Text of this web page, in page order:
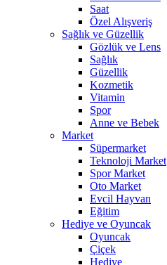
Saat
Özel Alışveriş
Sağlık ve Güzellik
Gözlük ve Lens
Sağlık
Güzellik
Kozmetik
Vitamin
Spor
Anne ve Bebek
Market
Süpermarket
Teknoloji Market
Spor Market
Oto Market
Evcil Hayvan
Eğitim
Hediye ve Oyuncak
Oyuncak
Çiçek
Hediye